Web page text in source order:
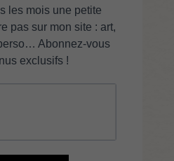
les mois une petite
pas sur mon site : art,
Abonnez-vous
exclusifs !